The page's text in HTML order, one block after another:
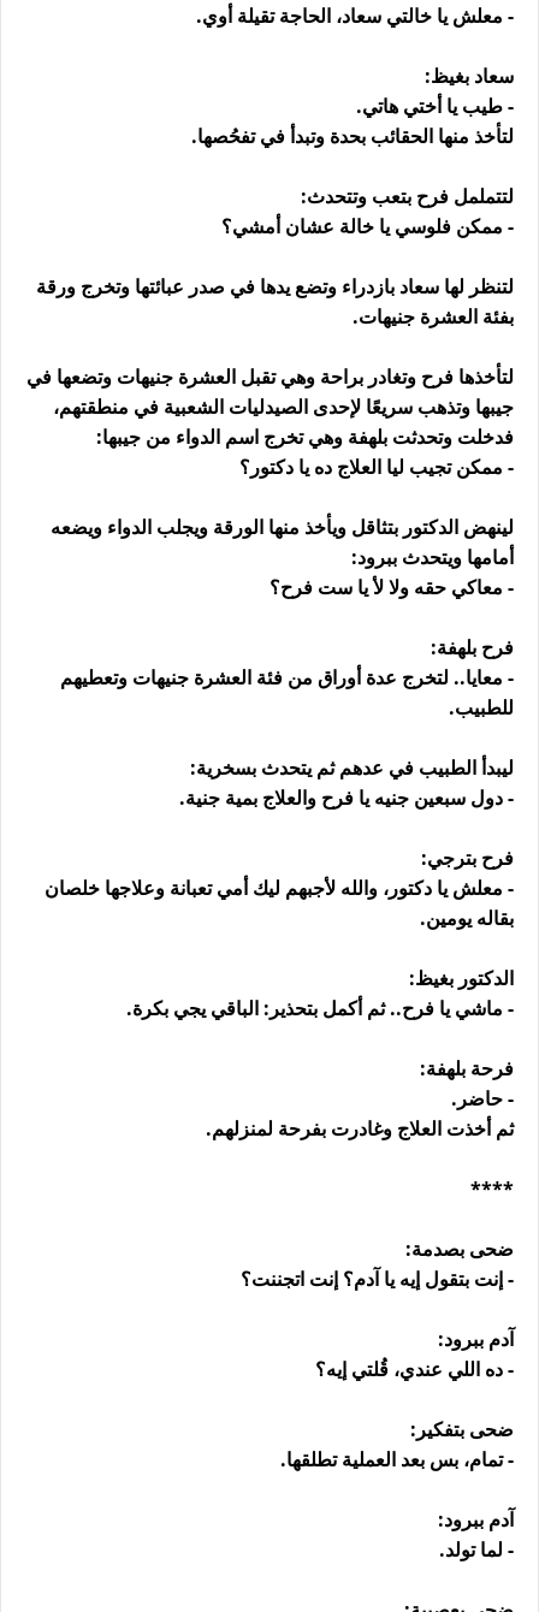
- معلش يا خالتي سعاد، الحاجة تقيلة أوي.
سعاد بغيظ:
- طيب يا أختي هاتي.
لتأخذ منها الحقائب بحدة وتبدأ في تفحُصها.
لتتململ فرح بتعب وتتحدث:
- ممكن فلوسي يا خالة عشان أمشي؟
لتنظر لها سعاد بازدراء وتضع يدها في صدر عبائتها وتخرج ورقة
بفئة العشرة جنيهات.
لتأخذها فرح وتغادر براحة وهي تقبل العشرة جنيهات وتضعها في
جيبها وتذهب سريعًا لإحدى الصيدليات الشعبية في منطقتهم،
فدخلت وتحدثت بلهفة وهي تخرج اسم الدواء من جيبها:
- ممكن تجيب ليا العلاج ده يا دكتور؟
لينهض الدكتور بتثاقل ويأخذ منها الورقة ويجلب الدواء ويضعه
أمامها ويتحدث ببرود:
- معاكي حقه ولا لأ يا ست فرح؟
فرح بلهفة:
- معايا.. لتخرج عدة أوراق من فئة العشرة جنيهات وتعطيهم
للطبيب.
ليبدأ الطبيب في عدهم ثم يتحدث بسخرية:
- دول سبعين جنيه يا فرح والعلاج بمية جنية.
فرح بترجي:
- معلش يا دكتور، والله لأجبهم ليك أمي تعبانة وعلاجها خلصان
بقاله يومين.
الدكتور بغيظ:
- ماشي يا فرح.. ثم أكمل بتحذير: الباقي يجي بكرة.
فرحة بلهفة:
- حاضر.
ثم أخذت العلاج وغادرت بفرحة لمنزلهم.
****
ضحى بصدمة:
- إنت بتقول إيه يا آدم؟ إنت اتجننت؟
آدم ببرود:
- ده اللي عندي، قُلتي إيه؟
ضحى بتفكير:
- تمام، بس بعد العملية تطلقها.
آدم ببرود:
- لما تولد.